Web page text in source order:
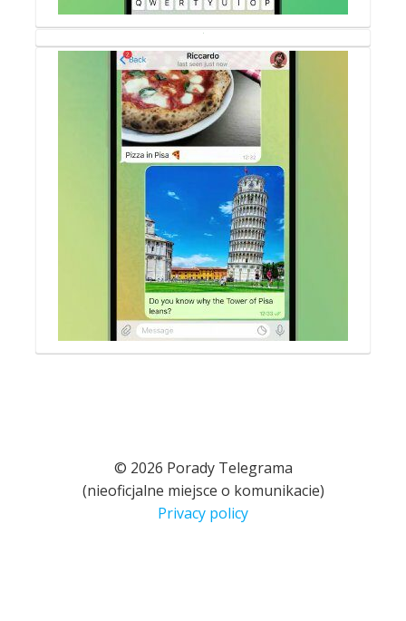
© 2026 Porady Telegrama
(nieoficjalne miejsce o komunikacie)
Privacy policy